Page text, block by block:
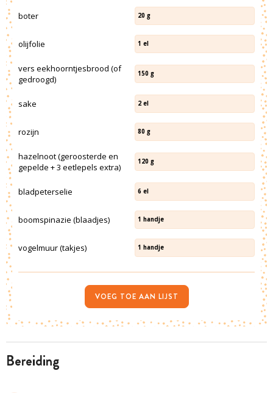
bereiding
boter 20 g
olijfolie 1 el
vers eekhoorntjesbrood (of
gedroogd)
150 g
sake 2 el
rozijn 80 g
hazelnoot (geroosterde en
gepelde + 3 eetlepels extra)
120 g
bladpeterselie 6 el
boomspinazie (blaadjes) 1 handje
vogelmuur (takjes) 1 handje
VOEG TOE AAN LIJST